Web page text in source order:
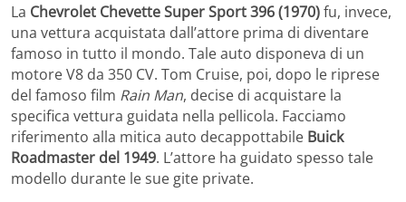
La Chevrolet Chevette Super Sport 396 (1970)fu, invece,
una vettura acquistata dall’attore prima di diventare
famoso in tutto il mondo. Tale auto disponeva di un
motore V8 da 350 CV. Tom Cruise, poi, dopo le riprese
del famoso film Rain Man, decise di acquistare la
specifica vettura guidata nella pellicola. Facciamo
riferimento alla mitica auto decappottabile Buick
Roadmaster del 1949. L’attore ha guidato spesso tale
modello durante le sue gite private.